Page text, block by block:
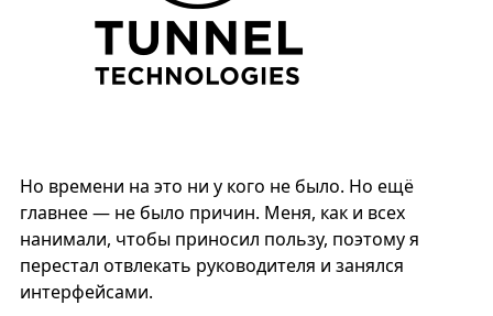
Но времени на это ни у кого не было. Но ещё
главнее — не было причин. Меня, как и всех
нанимали, чтобы приносил пользу, поэтому я
перестал отвлекать руководителя и занялся
интерфейсами.